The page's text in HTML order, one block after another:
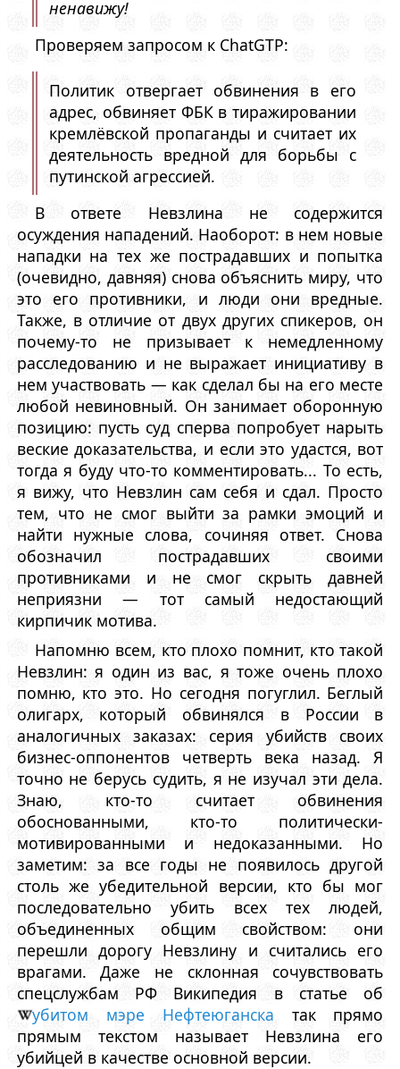
ненавижу!
Проверяем запросом к ChatGTP:
Политик отвергает обвинения в его
адрес, обвиняет ФБК в тиражировании
кремлёвской пропаганды и считает их
деятельность вредной для борьбы с
путинской агрессией.
В ответе Невзлина не содержится
осуждения нападений. Наоборот: в нем новые
нападки на тех же пострадавших и попытка
(очевидно, давняя) снова объяснить миру, что
это его противники, и люди они вредные.
Также, в отличие от двух других спикеров, он
почему-то не призывает к немедленному
расследованию и не выражает инициативу в
нем участвовать — как сделал бы на его месте
любой невиновный. Он занимает оборонную
позицию: пусть суд сперва попробует нарыть
веские доказательства, и если это удастся, вот
тогда я буду что-то комментировать... То есть,
я вижу, что Невзлин сам себя и сдал. Просто
тем, что не смог выйти за рамки эмоций и
найти нужные слова, сочиняя ответ. Снова
обозначил пострадавших своими
противниками и не смог скрыть давней
неприязни — тот самый недостающий
кирпичик мотива.
Напомню всем, кто плохо помнит, кто такой
Невзлин: я один из вас, я тоже очень плохо
помню, кто это. Но сегодня погуглил. Беглый
олигарх, который обвинялся в России в
аналогичных заказах: серия убийств своих
бизнес-оппонентов четверть века назад. Я
точно не берусь судить, я не изучал эти дела.
Знаю, кто-то считает обвинения
обоснованными, кто-то политически-
мотивированными и недоказанными. Но
заметим: за все годы не появилось другой
столь же убедительной версии, кто бы мог
последовательно убить всех тех людей,
объединенных общим свойством: они
перешли дорогу Невзлину и считались его
врагами. Даже не склонная сочувствовать
спецслужбам РФ Википедия в статье об
убитом мэре Нефтеюганска так прямо
прямым текстом называет Невзлина его
убийцей в качестве основной версии.